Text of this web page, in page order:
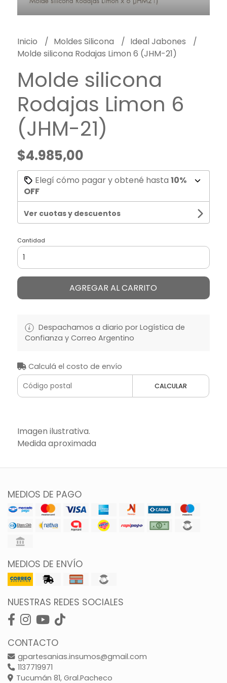
Inicio Moldes Silicona
Ideal Jabones
Molde silicona Rodajas Limon 6 (JHM-21)
Molde silicona
Rodajas Limon 6
(JHM-21)
$4.985,00
Elegí cómo pagar y obtené hasta 10%
OFF
Ver cuotas y descuentos
Cantidad
AGREGAR AL CARRITO
Despachamos a diario por Logística de
Confianza y Correo Argentino
Calculá el costo de envío
CALCULAR
Imagen ilustrativa.
Medida aproximada
MEDIOS DE PAGO
MEDIOS DE ENVÍO
NUESTRAS REDES SOCIALES
CONTACTO
gpartesanias.insumos@gmail.com
1137719971
Tucumán 81, Gral.Pacheco